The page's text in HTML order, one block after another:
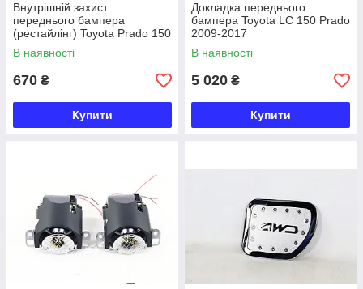
Внутрішній захист
переднього бампера
(рестайлінг) Toyota Prado 150
2009-2017
В наявності
670 ₴
Купити
Докладка переднього
бампера Toyota LC 150 Prado
2009-2017
В наявності
5 020 ₴
Купити